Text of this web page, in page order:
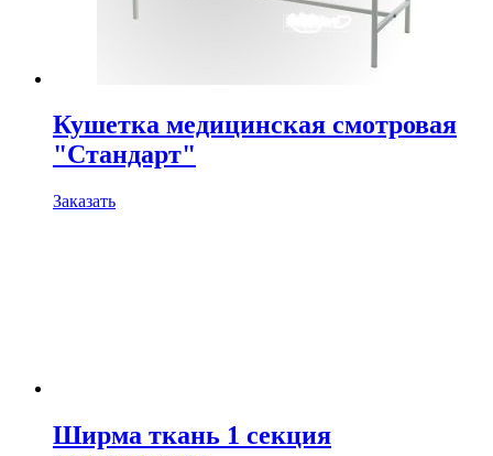
Кушетка медицинская смотровая
"Стандарт"
Заказать
Ширма ткань 1 секция